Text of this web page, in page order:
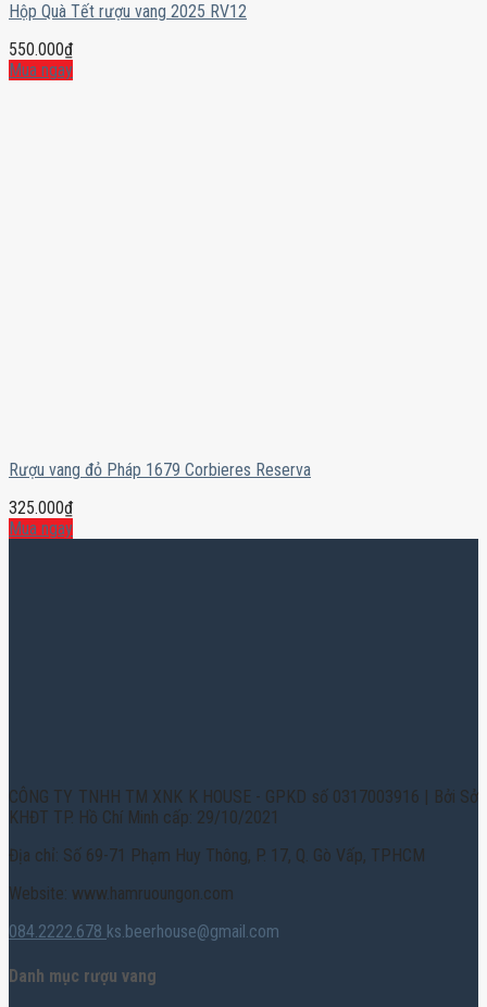
Hộp Quà Tết rượu vang 2025 RV12
550.000₫
Mua ngay
Rượu vang đỏ Pháp 1679 Corbieres Reserva
325.000₫
Mua ngay
CÔNG TY TNHH TM XNK K HOUSE - GPKD số 0317003916 | Bởi Sở
KHĐT TP. Hồ Chí Minh cấp: 29/10/2021
Địa chỉ: Số 69-71 Phạm Huy Thông, P. 17, Q. Gò Vấp, TPHCM
Website: www.hamruoungon.com
084.2222.678 ks.beerhouse@gmail.com
Danh mục rượu vang